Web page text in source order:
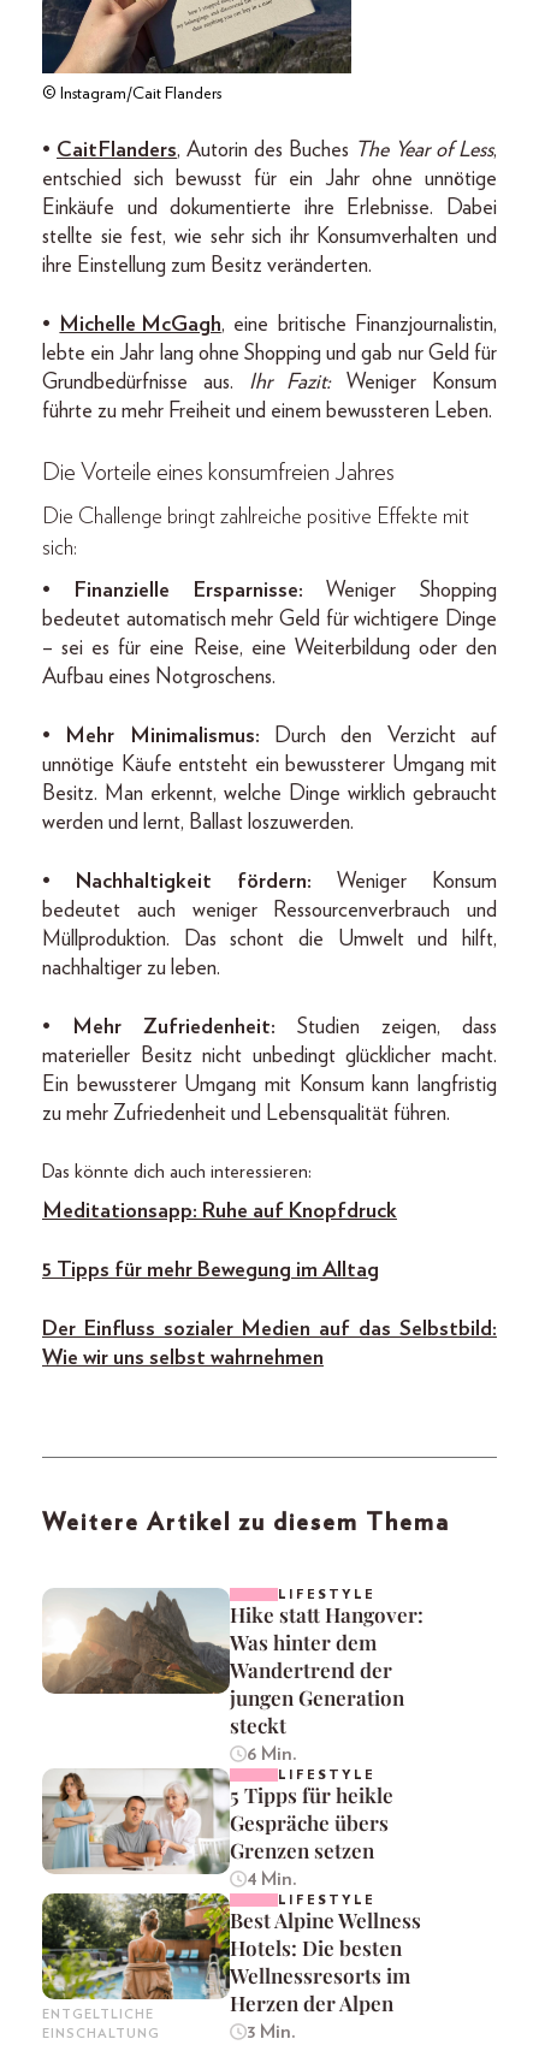
© Instagram/Cait Flanders
• Cait Flanders, Autorin des Buches The Year of Less,
entschied sich bewusst für ein Jahr ohne unnötige
Einkäufe und dokumentierte ihre Erlebnisse. Dabei
stellte sie fest, wie sehr sich ihr Konsumverhalten und
ihre Einstellung zum Besitz veränderten.
• Michelle McGagh, eine britische Finanzjournalistin,
lebte ein Jahr lang ohne Shopping und gab nur Geld für
Grundbedürfnisse aus. Ihr Fazit:Weniger Konsum
führte zu mehr Freiheit und einem bewussteren Leben.
Die Vorteile eines konsumfreien Jahres
Die Challenge bringt zahlreiche positive Effekte mit
sich:
•
Finanzielle Ersparnisse: Weniger Shopping
bedeutet automatisch mehr Geld für wichtigere Dinge
– sei es für eine Reise, eine Weiterbildung oder den
Aufbau eines Notgroschens.
• Mehr Minimalismus: Durch den Verzicht auf
unnötige Käufe entsteht ein bewussterer Umgang mit
Besitz. Man erkennt, welche Dinge wirklich gebraucht
werden und lernt, Ballast loszuwerden.
• Nachhaltigkeit fördern: Weniger Konsum
bedeutet auch weniger Ressourcenverbrauch und
Müllproduktion. Das schont die Umwelt und hilft,
nachhaltiger zu leben.
• Mehr Zufriedenheit: Studien zeigen, dass
materieller Besitz nicht unbedingt glücklicher macht.
Ein bewussterer Umgang mit Konsum kann langfristig
zu mehr Zufriedenheit und Lebensqualität führen.
Das könnte dich auch interessieren:
Meditationsapp: Ruhe auf Knopfdruck
5 Tipps für mehr Bewegung im Alltag
Der Einfluss sozialer Medien auf das Selbstbild:
Wie wir uns selbst wahrnehmen
Weitere Artikel zu diesem Thema
LIFESTYLE
Hike statt Hangover:
Was hinter dem
Wandertrend der
jungen Generation
steckt
6 Min.
LIFESTYLE
5 Tipps für heikle
Gespräche übers
Grenzen setzen
4 Min.
ENTGELTLICHE
EINSCHALTUNG
LIFESTYLE
Best Alpine Wellness
Hotels: Die besten
Wellnessresorts im
Herzen der Alpen
3 Min.